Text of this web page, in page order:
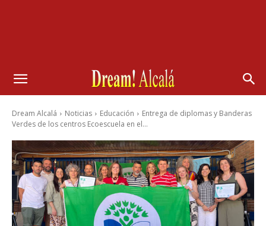
Dream Alcalá Noticias Educación
Entrega de diplomas y Banderas
Verdes de los centros Ecoescuela en el...